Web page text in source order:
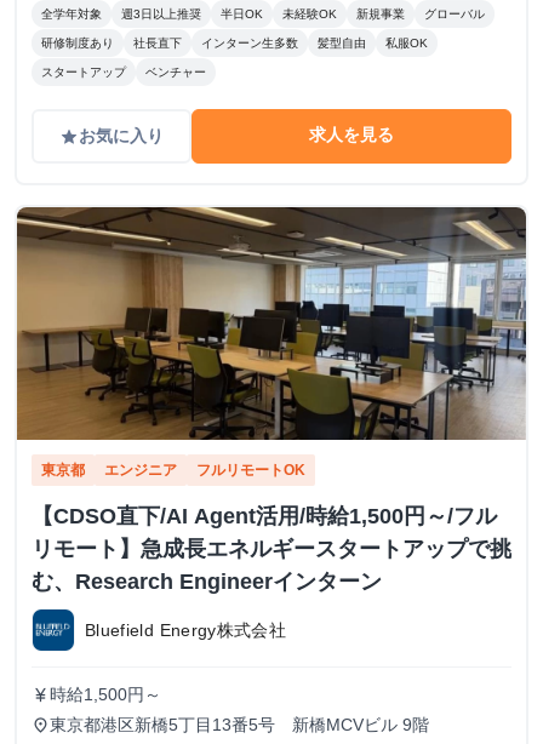
全学年対象 週3日以上推奨 半日OK 未経験OK 新規事業 グローバル
研修制度あり 社長直下 インターン生多数 髪型自由 私服OK
スタートアップ ベンチャー
gradeお気に入り 求人を見る
東京都 エンジニア フルリモートOK
【CDSO直下/AI Agent活用/時給1,500円～/フル
リモート】急成長エネルギースタートアップで挑
む、Research Engineerインターン
Bluefield Energy株式会社
currency_yen 時給1,500円～
place東京都港区新橋5丁目13番5号 新橋MCVビル 9階